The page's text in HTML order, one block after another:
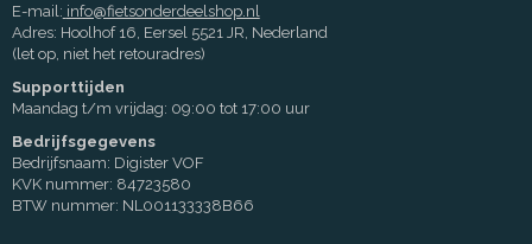
E-mail: info@fietsonderdeelshop.nl
Adres: Hoolhof 16, Eersel 5521 JR, Nederland
(let op, niet het retouradres)
Supporttijden
Maandag t/m vrijdag: 09:00 tot 17:00 uur
Bedrijfsgegevens
Bedrijfsnaam: Digister VOF
KVK nummer: 84723580
BTW nummer: NL001133338B66